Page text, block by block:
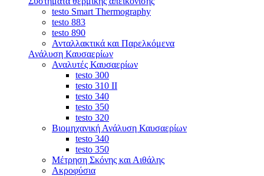
testo Smart Thermography
testo 883
testo 890
Ανταλλακτικά και Παρελκόμενα
Ανάλυση Καυσαερίων
Αναλυτές Καυσαερίων
testo 300
testo 310 ΙΙ
testo 340
testo 350
testo 320
Βιομηχανική Ανάλυση Καυσαερίων
testo 340
testo 350
Μέτρηση Σκόνης και Αιθάλης
Ακροφύσια